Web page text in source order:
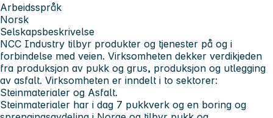
Arbeidsspråk
Norsk
Selskapsbeskrivelse
NCC Industry tilbyr produkter og tjenester på og i
forbindelse med veien. Virksomheten dekker verdikjeden
fra produksjon av pukk og grus, produksjon og utlegging
av asfalt. Virksomheten er inndelt i to sektorer:
Steinmaterialer og Asfalt.
Steinmaterialer har i dag 7 pukkverk og en boring og